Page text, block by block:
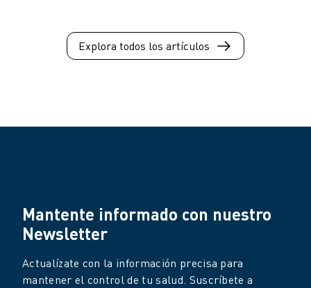
Explora todos los artículos
Mantente informado con nuestro
Newsletter
Actualízate con la información precisa para
mantener el control de tu salud. Suscríbete a